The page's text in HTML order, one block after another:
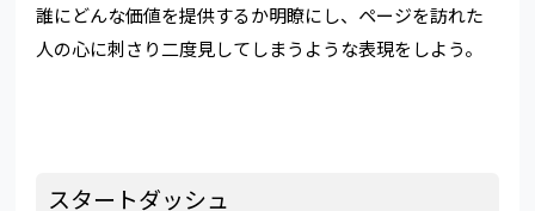
誰にどんな価値を提供するか明瞭にし、ページを訪れた
人の心に刺さり二度見してしまうような表現をしよう。
スタートダッシュ